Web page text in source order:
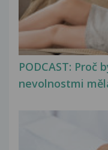
PODCAST:
nevolnostmi